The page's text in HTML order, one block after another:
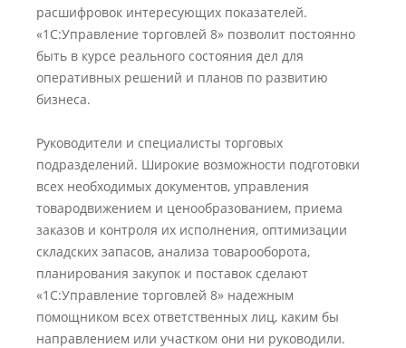
расшифровок интересующих показателей.
«1С:Управление торговлей 8» позволит постоянно
быть в курсе реального состояния дел для
оперативных решений и планов по развитию
бизнеса.
Руководители и специалисты торговых
подразделений. Широкие возможности подготовки
всех необходимых документов, управления
товародвижением и ценообразованием, приема
заказов и контроля их исполнения, оптимизации
складских запасов, анализа товарооборота,
планирования закупок и поставок сделают
«1С:Управление торговлей 8» надежным
помощником всех ответственных лиц, каким бы
направлением или участком они ни руководили.